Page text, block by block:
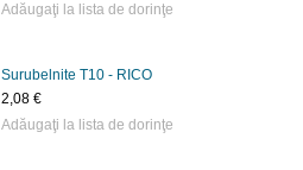
Adăugaţi la lista de dorinţe
Surubelnite Т10 - RICO
2,08 €
Adăugaţi la lista de dorinţe